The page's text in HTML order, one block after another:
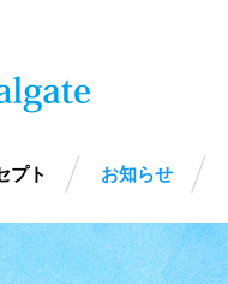
プト お知らせ